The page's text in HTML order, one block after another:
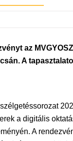
az
A
a digitális
A